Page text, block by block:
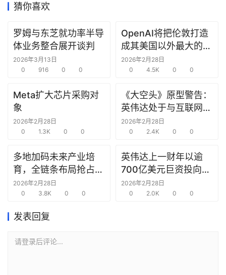
数
研
选
创
投
窗
合
猜你喜欢
罗姆与东芝就功率半导
体业务整合展开谈判
2026年3月13日
0
916 0 0
OpenAI将把伦敦打造
成其美国以外最大的研
究中心
2026年2月28日
0
4.5K 0 0
Meta扩大芯片采购对
象
2026年2月28日
0
1.3K 0 0
《大空头》原型警告：
英伟达处于与互联网泡
沫时期思科同样的“危
险境地”
2026年2月28日
0
2.4K 0 0
多地加码未来产业培
育，全链条布局抢占新
赛道先机
2026年2月28日
0
3.8K 0 0
英伟达上一财年以逾
700亿美元巨资投向合
作方，竭力巩固AI芯片
需求
2026年2月28日
0
2.0K 0 0
发表回复
请登录后评论...